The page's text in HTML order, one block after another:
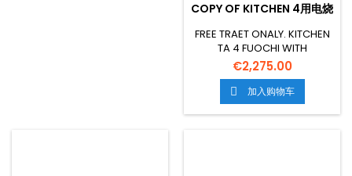
COPY OF KITCHEN 4用电烧
FREE TRAET ONALY. KITCHEN
TA 4 FUOCHI WITH
ELECTSCALICL
CM.64X42X35H, TEMP:
50.2.C,CON 1 GRIGLIA
CM.53X32.5 GN1/1 - PORTA
CIECA INOXXICO MESIONCM.
€2,275.00
 加入购物车